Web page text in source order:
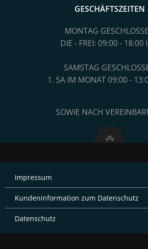
GESCHÄFTSZEITEN
MONTAG
DIE - FREI: 09:00 - 18:00
SAMSTAG
1. SA IM MONAT 09:00 -
SOWIE NACH
Impressum
Kundeninformation zum Datenschutz
Datenschutz